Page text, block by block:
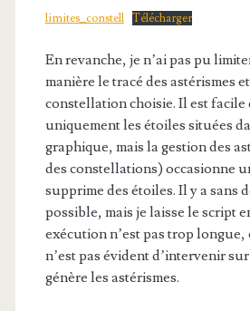
limites_constell Télécharger
En revanche, je n’ai pas pu
manière le tracé des astérismes
constellation choisie. Il est facile
uniquement les étoiles situées
graphique, mais la gestion des
des constellations) occasionne
supprime des étoiles. Il y a sans
possible, mais je laisse le script
exécution n’est pas trop longue,
n’est pas évident d’intervenir
génère les astérismes.